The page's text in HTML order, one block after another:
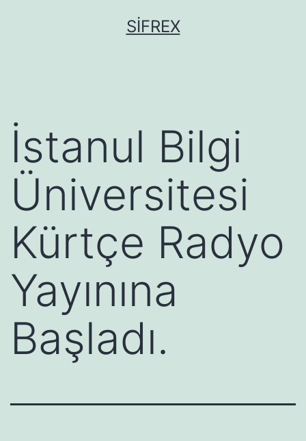
SIFREX
İstanul Bilgi
Üniversitesi
Kürtçe Radyo
Yayınına
Başladı.